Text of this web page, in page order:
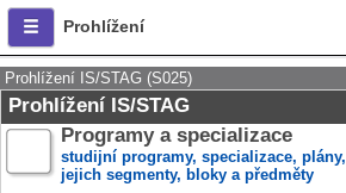
Prohlížení
Prohlížení IS/STAG (S025)
Prohlížení IS/STAG
Programy a specializace
studijní programy, specializace, plány,
jejich segmenty, bloky a předměty